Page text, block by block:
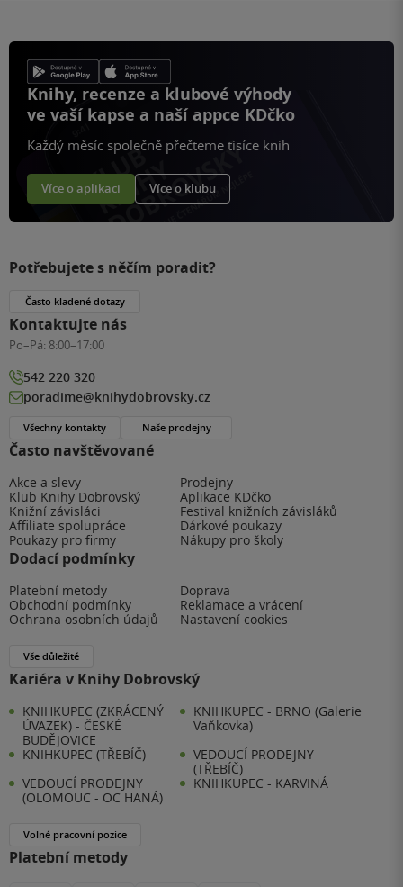
Knihy, recenze a klubové výhody
ve vaší kapse a naší appce KDčko
Každý měsíc společně přečteme tisíce knih
Více o aplikaci Více o klubu
Často navštěvované
Akce a slevy
Prodejny
Klub Knihy Dobrovský
Aplikace KDčko
Knižní závisláci
Festival knižních závisláků
Affiliate spolupráce
Dárkové poukazy
Poukazy pro firmy
Nákupy pro školy
Dodací podmínky
Platební metody
Doprava
Obchodní podmínky
Reklamace a vrácení
Ochrana osobních údajů
Nastavení cookies
Vše důležité
Kariéra v Knihy Dobrovský
KNIHKUPEC (ZKRÁCENÝ
ÚVAZEK) - ČESKÉ
BUDĚJOVICE
KNIHKUPEC - BRNO (Galerie
Vaňkovka)
KNIHKUPEC (TŘEBÍČ)
VEDOUCÍ PRODEJNY
(TŘEBÍČ)
VEDOUCÍ PRODEJNY
(OLOMOUC - OC HANÁ)
KNIHKUPEC - KARVINÁ
Volné pracovní pozice
Platební metody
Potřebujete s něčím poradit?
Často kladené dotazy
Kontaktujte nás
Po–Pá: 8:00–17:00
542 220 320
poradime@knihydobrovsky.cz
Všechny kontakty Naše prodejny